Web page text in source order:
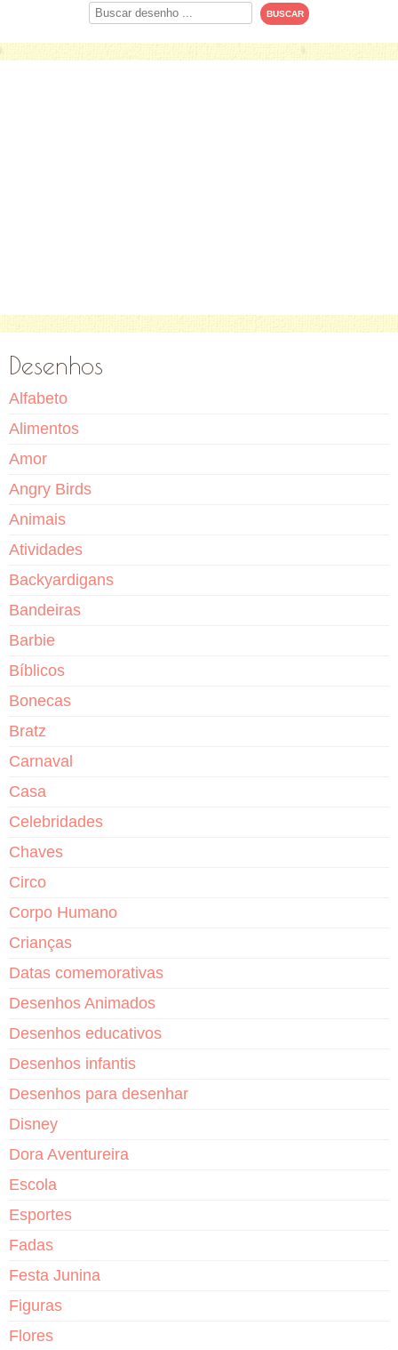
Procurar
Desenhos
Alfabeto
Alimentos
Amor
Angry Birds
Animais
Atividades
Backyardigans
Bandeiras
Barbie
Bíblicos
Bonecas
Bratz
Carnaval
Casa
Celebridades
Chaves
Circo
Corpo Humano
Crianças
Datas comemorativas
Desenhos Animados
Desenhos educativos
Desenhos infantis
Desenhos para desenhar
Disney
Dora Aventureira
Escola
Esportes
Fadas
Festa Junina
Figuras
Flores